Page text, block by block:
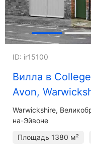
Вилла в
Avon,
ID: ir15100
Warwickshire
на-Эйвоне
Площадь 1380 м²